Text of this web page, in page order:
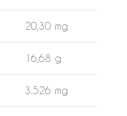
20,30 mg
16,68 g
3.526 mg